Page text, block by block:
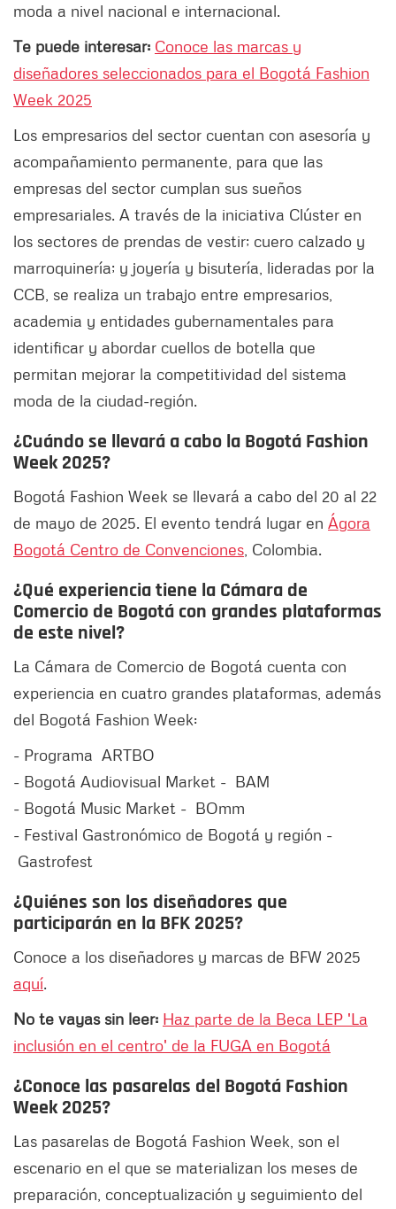
moda a nivel nacional e internacional.
Te puede interesar: Conoce las marcas y
diseñadores seleccionados para el Bogotá Fashion
Week 2025
Los empresarios del sector cuentan con asesoría y
acompañamiento permanente, para que las
empresas del sector cumplan sus sueños
empresariales. A través de la iniciativa Clúster en
los sectores de prendas de vestir; cuero calzado y
marroquinería; y joyería y bisutería, lideradas por la
CCB, se realiza un trabajo entre empresarios,
academia y entidades gubernamentales para
identificar y abordar cuellos de botella que
permitan mejorar la competitividad del sistema
moda de la ciudad-región.
¿Cuándo se llevará a cabo la Bogotá Fashion
Week 2025?
Bogotá Fashion Week se llevará a cabo del 20 al 22
de mayo de 2025. El evento tendrá lugar en Ágora
Bogotá Centro de Convenciones , Colombia.
¿Qué experiencia tiene la Cámara de
Comercio de Bogotá con grandes plataformas
de este nivel?
La Cámara de Comercio de Bogotá cuenta con
experiencia en cuatro grandes plataformas, además
del Bogotá Fashion Week:
- Programa ARTBO
- Bogotá Audiovisual Market - BAM
- Bogotá Music Market - BOmm
- Festival Gastronómico de Bogotá y región -
Gastrofest
¿Quiénes son los diseñadores que
participarán en la BFK 2025?
Conoce a los diseñadores y marcas de BFW 2025
aquí.
No te vayas sin leer: Haz parte de la Beca LEP 'La
inclusión en el centro' de la FUGA en Bogotá
¿Conoce las pasarelas del Bogotá Fashion
Week 2025?
Las pasarelas de Bogotá Fashion Week, son el
escenario en el que se materializan los meses de
preparación, conceptualización y seguimiento del